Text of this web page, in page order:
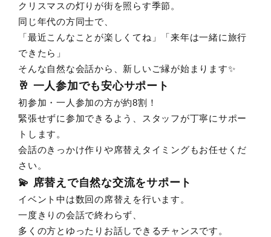
クリスマスの灯りが街を照らす季節。
同じ年代の方同士で、
「最近こんなことが楽しくてね」「来年は一緒に旅行
できたら」
そんな自然な会話から、新しいご縁が始まります✨
🥂 一人参加でも安心サポート
初参加・一人参加の方が約8割！
緊張せずに参加できるよう、スタッフが丁寧にサポー
トします。
会話のきっかけ作りや席替えタイミングもお任せくだ
さい。
💫 席替えで自然な交流をサポート
イベント中は数回の席替えを行います。
一度きりの会話で終わらず、
多くの方とゆったりお話しできるチャンスです。